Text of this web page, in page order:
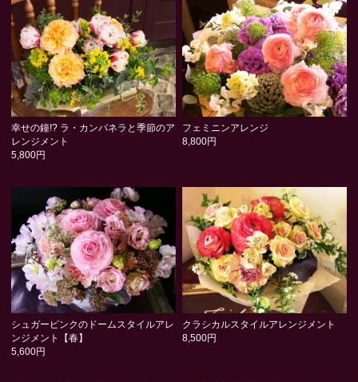
幸せの鐘!? ラ・カンパネラと季節のア
レンジメント
5,800円
フェミニンアレンジ
8,800円
シュガーピンクのドームスタイルアレ
ンジメント【春】
5,600円
クラシカルスタイルアレンジメント
8,500円